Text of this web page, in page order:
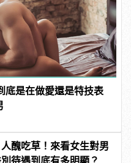
底是在做愛還是特技表
醜吃草！來看女生對男
待遇到底有多明顯？